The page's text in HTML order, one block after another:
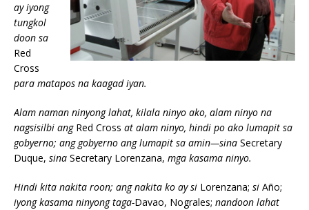
ay iyong
tungkol
doon sa
Red
Cross
para matapos na kaagad iyan.
Alam naman ninyong lahat, kilala ninyo ako, alam ninyo na
nagsisilbi ang Red Cross at alam ninyo, hindi po ako lumapit sa
gobyerno; ang gobyerno ang lumapit sa amin—sina Secretary
Duque, sina Secretary Lorenzana, mga kasama ninyo.
Hindi kita nakita roon; ang nakita ko ay si Lorenzana; si Año;
iyong kasama ninyong taga-Davao, Nograles; nandoon lahat